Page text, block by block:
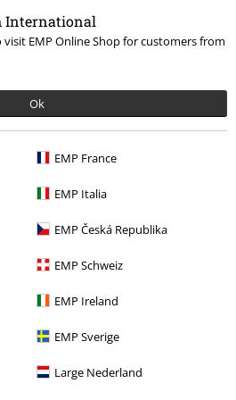
International
visit EMP Online Shop for customers from
Ok
EMP France
EMP Italia
EMP Česká Republika
EMP Schweiz
EMP Ireland
EMP Sverige
Large Nederland